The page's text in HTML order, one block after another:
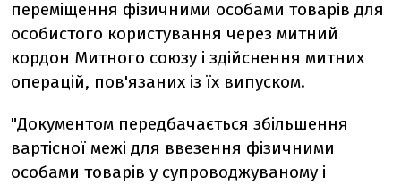
переміщення фізичними особами товарів для
особистого користування через митний
кордон Митного союзу і здійснення митних
операцій, пов'язаних із їх випуском.
"Документом передбачається збільшення
вартісної межі для ввезення фізичними
особами товарів у супроводжуваному і